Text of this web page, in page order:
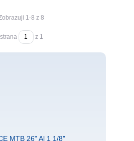
1-8 z 8
strana z 1